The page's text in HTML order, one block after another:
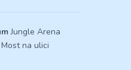
Jungle Arena
na ulici